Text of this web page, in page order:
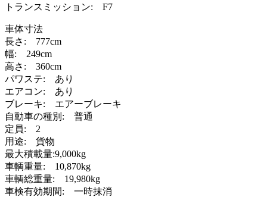
トランスミッション: F7
車体寸法
長さ: 777cm
幅: 249cm
高さ: 360cm
パワステ: あり
エアコン: あり
ブレーキ: エアーブレーキ
自動車の種別: 普通
定員: 2
用途: 貨物
最大積載量:9,000kg
車輌重量: 10,870kg
車輌総重量: 19,980kg
車検有効期間: 一時抹消